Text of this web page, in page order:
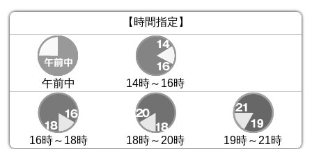
【時間指定】
午前中 14時～16時
16時～18時 18時～20時
19時～21時